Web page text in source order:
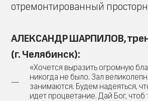
отремонтированный
АЛЕКСАНДР ШАРПИЛОВ,
(г. Челябинск):
«Хочется выразить огромную
никогда не было. Зал
занимаются. Будем надеяться,
идет процветание. Дай Бог, чтоб